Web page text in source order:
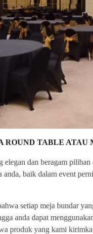
ROUND TABLE ATAU
elegan dan beragam
anda, baik dalam event
setiap meja bundar
anda dapat
produk yang kami